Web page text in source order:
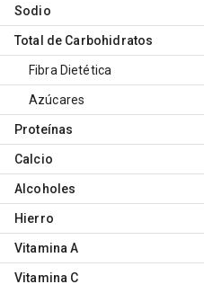
Sodio
Total de Carbohidratos
Fibra Dietética
Azúcares
Proteínas
Calcio
Alcoholes
Hierro
Vitamina A
Vitamina C